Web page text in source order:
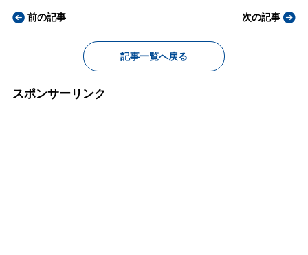
前の記事
記事一覧へ戻る
次の記事
スポンサーリンク